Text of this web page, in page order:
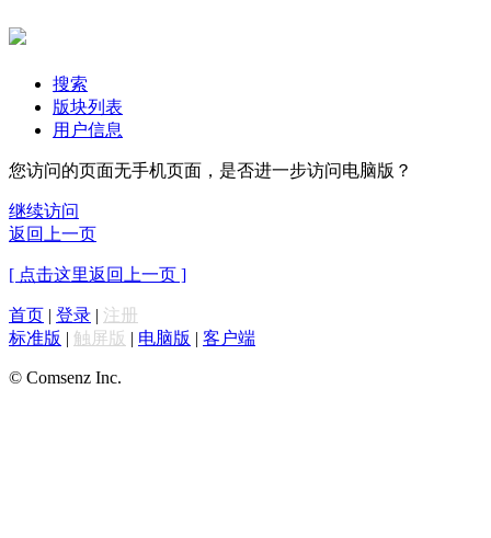
搜索
版块列表
用户信息
您访问的页面无手机页面，是否进一步访问电脑版？
继续访问
返回上一页
[ 点击这里返回上一页 ]
首页 | 登录 | 注册
标准版 | 触屏版 | 电脑版 | 客户端
© Comsenz Inc.